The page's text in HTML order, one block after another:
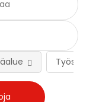
Työsuhteen